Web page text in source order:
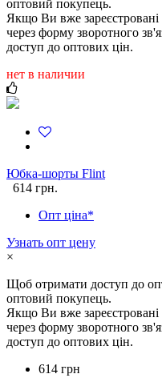
оптовий покупець.
Якщо Ви вже зареєстровані
через форму зворотного
доступ до оптових цін.
нет в наличии
Юбка-шорты Flint
614 грн.
Опт ціна*
Узнать опт цену
×
Щоб отримати доступ до
оптовий покупець.
Якщо Ви вже зареєстровані
через форму зворотного
доступ до оптових цін.
614 грн